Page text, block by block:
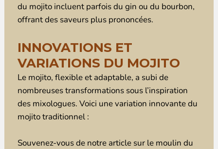
du mojito incluent parfois du gin ou du bourbon,
offrant des saveurs plus prononcées.
INNOVATIONS ET
VARIATIONS DU MOJITO
Le mojito, flexible et adaptable, a subi de
nombreuses transformations sous l’inspiration
des mixologues. Voici une variation innovante du
mojito traditionnel :
Souvenez-vous de notre article sur le moulin du